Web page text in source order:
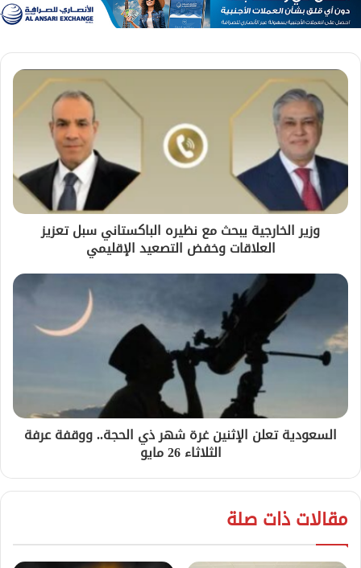
وزير الخارجية يبحث مع نظيره الباكستاني سبل تعزيز
العلاقات وخفض التصعيد الإقليمي
السعودية تعلن الإثنين غرة شهر ذي الحجة.. ووقفة عرفة
الثلاثاء 26 مايو
مقالات ذات صلة